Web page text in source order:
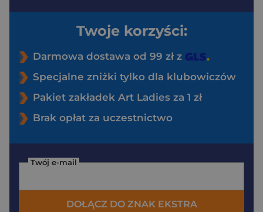
Twoje korzyści:
Darmowa dostawa od 99 zł z
Specjalne zniżki tylko dla klubowiczów
Pakiet zakładek Art Ladies za 1 zł
Brak opłat za uczestnictwo
Twój e-mail
DOŁĄCZ DO ZNAK EKSTRA